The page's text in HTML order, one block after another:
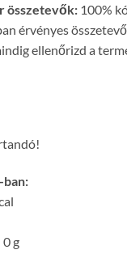
összetevők: 100%
érvényes összetevő
ellenőrizd a
ban:
g